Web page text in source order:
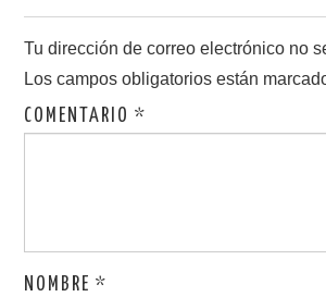
Tu dirección de correo electrónico no
Los campos obligatorios están
COMENTARIO*
NOMBRE*